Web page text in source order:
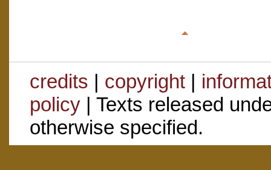
credits | copyright|
policy| Texts released
otherwise specified.